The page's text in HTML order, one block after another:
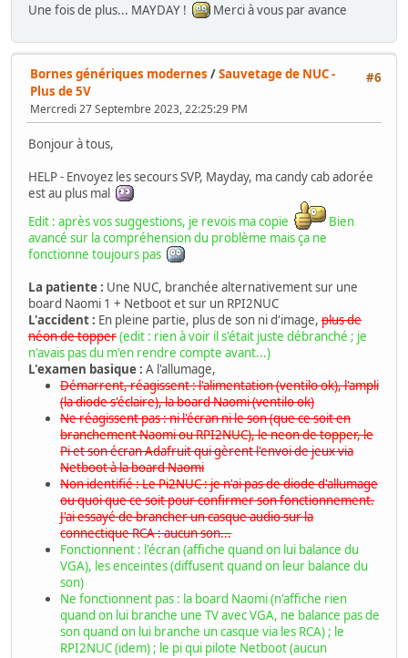
Une fois de plus... MAYDAY !
Merci à vous par avance
#6
Bornes génériques modernes /Sauvetage de NUC -
Plus de 5V
Mercredi 27 Septembre 2023, 22:25:29 PM
Bonjour à tous,
HELP - Envoyez les secours SVP, Mayday, ma candy cab adorée
est au plus mal
Edit : après vos suggestions, je revois ma copie
Bien
avancé sur la compréhension du problème mais ça ne
fonctionne toujours pas
La patiente : Une NUC, branchée alternativement sur une
board Naomi 1 + Netboot et sur un RPI2NUC
L'accident : En pleine partie, plus de son ni d'image, plus de
néon de topper(edit : rien à voir il s'était juste débranché ; je
n'avais pas du m'en rendre compte avant...)
L'examen basique : A l'allumage,
Démarrent, réagissent : l'alimentation (ventilo ok), l'ampli
(la diode s'éclaire), la board Naomi (ventilo ok)
Ne réagissent pas : ni l'écran ni le son (que ce soit en
branchement Naomi ou RPI2NUC), le neon de topper, le
Pi et son écran Adafruit qui gèrent l'envoi de jeux via
Netboot à la board Naomi
Non identifié : Le Pi2NUC : je n'ai pas de diode d'allumage
ou quoi que ce soit pour confirmer son fonctionnement.
J'ai essayé de brancher un casque audio sur la
connectique RCA : aucun son...
Fonctionnent : l'écran (affiche quand on lui balance du
VGA), les enceintes (diffusent quand on leur balance du
son)
Ne fonctionnent pas : la board Naomi (n'affiche rien
quand on lui branche une TV avec VGA, ne balance pas de
son quand on lui branche un casque via les RCA) ; le
RPI2NUC (idem) ; le pi qui pilote Netboot (aucun